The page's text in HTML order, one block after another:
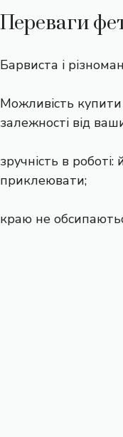
Переваги
Барвиста і
Можливість купити
залежності від
зручність в
приклеювати;
краю не